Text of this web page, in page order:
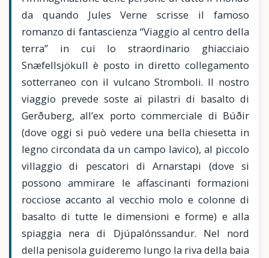
da quando Jules Verne scrisse il famoso
romanzo di fantascienza “Viaggio al centro della
terra” in cui lo straordinario ghiacciaio
Snæfellsjökull è posto in diretto collegamento
sotterraneo con il vulcano Stromboli. Il nostro
viaggio prevede soste ai pilastri di basalto di
Gerðuberg, all’ex porto commerciale di Búðir
(dove oggi si può vedere una bella chiesetta in
legno circondata da un campo lavico), al piccolo
villaggio di pescatori di Arnarstapi (dove si
possono ammirare le affascinanti formazioni
rocciose accanto al vecchio molo e colonne di
basalto di tutte le dimensioni e forme) e alla
spiaggia nera di Djúpalónssandur. Nel nord
della penisola guideremo lungo la riva della baia